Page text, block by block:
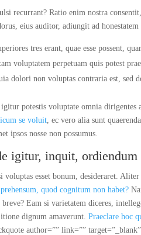
recurrant? Ratio enim nostra
eius auditor, adiungit ad
tres erant, quae esse possent,
voluptatem perpetuam quis potest
dolori non voluptas contraria est, sed
potestis voluptate omnia dirigentes
se voluit , ec vero alia sunt
ipsos nosse non possumus.
igitur, inquit, ordiendum
voluptas esset bonum, desideraret.
quod cognitum non habet?
breve? Eam si varietatem diceres,
dignum amaverunt.Praeclare hoc
author=”” link=””